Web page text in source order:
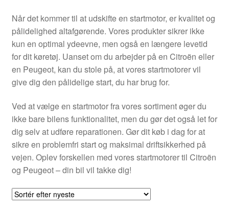
Min Konto
Om os
Privatlivspolitik
Vilkår og betingelser
Når det kommer til at udskifte en startmotor, er kvalitet og
pålidelighed altafgørende. Vores produkter sikrer ikke
kun en optimal ydeevne, men også en længere levetid
for dit køretøj. Uanset om du arbejder på en Citroën eller
en Peugeot, kan du stole på, at vores startmotorer vil
give dig den pålidelige start, du har brug for.
Ved at vælge en startmotor fra vores sortiment øger du
ikke bare bilens funktionalitet, men du gør det også let for
dig selv at udføre reparationen. Gør dit køb i dag for at
sikre en problemfri start og maksimal driftsikkerhed på
vejen. Oplev forskellen med vores startmotorer til Citroën
og Peugeot – din bil vil takke dig!